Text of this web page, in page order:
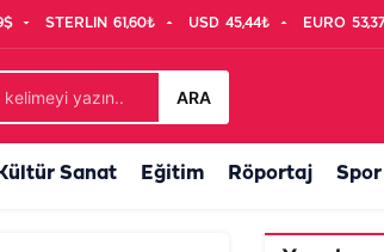
STERLIN 61,60₺ USD 45,44₺ EURO
ARA
Kültür Sanat Eğitim Röportaj Spor